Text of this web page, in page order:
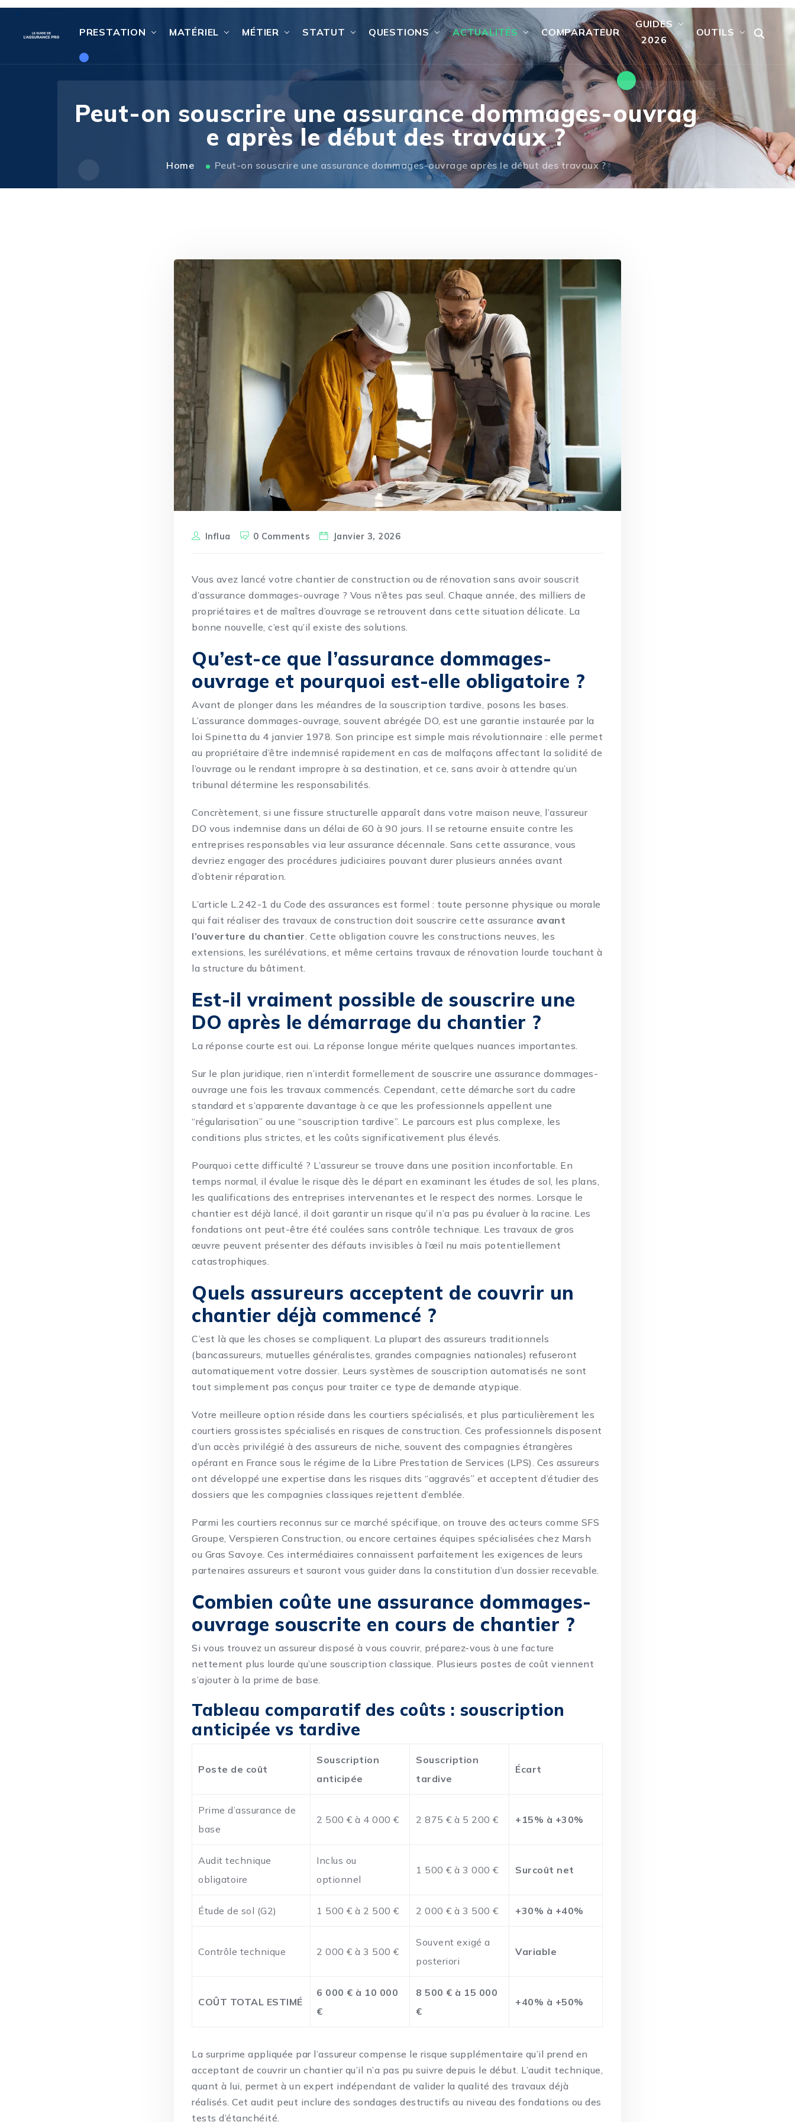
PRESTATION MATÉRIEL MÉTIER STATUT QUESTIONS ACTUALITÉS COMPARATEUR
GUIDES
2026
OUTILS
Peut-on souscrire une assurance dommages-ouvrag
e après le début des travaux ?
Home Peut-on souscrire une assurance dommages-ouvrage après le début des travaux ?
Influa 0 Comments Janvier 3, 2026
Vous avez lancé votre chantier de construction ou de rénovation sans avoir souscrit
d’assurance dommages-ouvrage ? Vous n’êtes pas seul. Chaque année, des milliers de
propriétaires et de maîtres d’ouvrage se retrouvent dans cette situation délicate. La
bonne nouvelle, c’est qu’il existe des solutions.
Qu’est-ce que l’assurance dommages-
ouvrage et pourquoi est-elle obligatoire ?
Avant de plonger dans les méandres de la souscription tardive, posons les bases.
L’assurance dommages-ouvrage, souvent abrégée DO, est une garantie instaurée par la
loi Spinetta du 4 janvier 1978. Son principe est simple mais révolutionnaire : elle permet
au propriétaire d’être indemnisé rapidement en cas de malfaçons affectant la solidité de
l’ouvrage ou le rendant impropre à sa destination, et ce, sans avoir à attendre qu’un
tribunal détermine les responsabilités.
Concrètement, si une fissure structurelle apparaît dans votre maison neuve, l’assureur
DO vous indemnise dans un délai de 60 à 90 jours. Il se retourne ensuite contre les
entreprises responsables via leur assurance décennale. Sans cette assurance, vous
devriez engager des procédures judiciaires pouvant durer plusieurs années avant
d’obtenir réparation.
L’article L.242-1 du Code des assurances est formel : toute personne physique ou morale
qui fait réaliser des travaux de construction doit souscrire cette assurance avant
l’ouverture du chantier. Cette obligation couvre les constructions neuves, les
extensions, les surélévations, et même certains travaux de rénovation lourde touchant à
la structure du bâtiment.
Est-il vraiment possible de souscrire une
DO après le démarrage du chantier ?
La réponse courte est oui. La réponse longue mérite quelques nuances importantes.
Sur le plan juridique, rien n’interdit formellement de souscrire une assurance dommages-
ouvrage une fois les travaux commencés. Cependant, cette démarche sort du cadre
standard et s’apparente davantage à ce que les professionnels appellent une
“régularisation” ou une “souscription tardive”. Le parcours est plus complexe, les
conditions plus strictes, et les coûts significativement plus élevés.
Pourquoi cette difficulté ? L’assureur se trouve dans une position inconfortable. En
temps normal, il évalue le risque dès le départ en examinant les études de sol, les plans,
les qualifications des entreprises intervenantes et le respect des normes. Lorsque le
chantier est déjà lancé, il doit garantir un risque qu’il n’a pas pu évaluer à la racine. Les
fondations ont peut-être été coulées sans contrôle technique. Les travaux de gros
œuvre peuvent présenter des défauts invisibles à l’œil nu mais potentiellement
catastrophiques.
Quels assureurs acceptent de couvrir un
chantier déjà commencé ?
C’est là que les choses se compliquent. La plupart des assureurs traditionnels
(bancassureurs, mutuelles généralistes, grandes compagnies nationales) refuseront
automatiquement votre dossier. Leurs systèmes de souscription automatisés ne sont
tout simplement pas conçus pour traiter ce type de demande atypique.
Votre meilleure option réside dans les courtiers spécialisés, et plus particulièrement les
courtiers grossistes spécialisés en risques de construction. Ces professionnels disposent
d’un accès privilégié à des assureurs de niche, souvent des compagnies étrangères
opérant en France sous le régime de la Libre Prestation de Services (LPS). Ces assureurs
ont développé une expertise dans les risques dits “aggravés” et acceptent d’étudier des
dossiers que les compagnies classiques rejettent d’emblée.
Parmi les courtiers reconnus sur ce marché spécifique, on trouve des acteurs comme SFS
Groupe, Verspieren Construction, ou encore certaines équipes spécialisées chez Marsh
ou Gras Savoye. Ces intermédiaires connaissent parfaitement les exigences de leurs
partenaires assureurs et sauront vous guider dans la constitution d’un dossier recevable.
Combien coûte une assurance dommages-
ouvrage souscrite en cours de chantier ?
Si vous trouvez un assureur disposé à vous couvrir, préparez-vous à une facture
nettement plus lourde qu’une souscription classique. Plusieurs postes de coût viennent
s’ajouter à la prime de base.
Tableau comparatif des coûts : souscription
anticipée vs tardive
Poste de coût
Souscription
anticipée
Souscription
tardive
Écart
Prime d’assurance de
base
2 500 € à 4 000 € 2 875 € à 5 200 € +15% à +30%
Audit technique
obligatoire
Inclus ou
optionnel
1 500 € à 3 000 € Surcoût net
Étude de sol (G2) 1 500 € à 2 500 € 2 000 € à 3 500 € +30% à +40%
Contrôle technique 2 000 € à 3 500 €
Souvent exigé a
posteriori
Variable
COÛT TOTAL ESTIMÉ
6 000 € à 10 000
€
8 500 € à 15 000
€
+40% à +50%
La surprime appliquée par l’assureur compense le risque supplémentaire qu’il prend en
acceptant de couvrir un chantier qu’il n’a pas pu suivre depuis le début. L’audit technique,
quant à lui, permet à un expert indépendant de valider la qualité des travaux déjà
réalisés. Cet audit peut inclure des sondages destructifs au niveau des fondations ou des
tests d’étanchéité.